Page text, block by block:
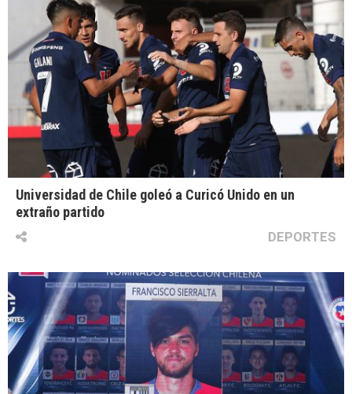
Universidad de Chile goleó a Curicó Unido en un
extraño partido
DEPORTES